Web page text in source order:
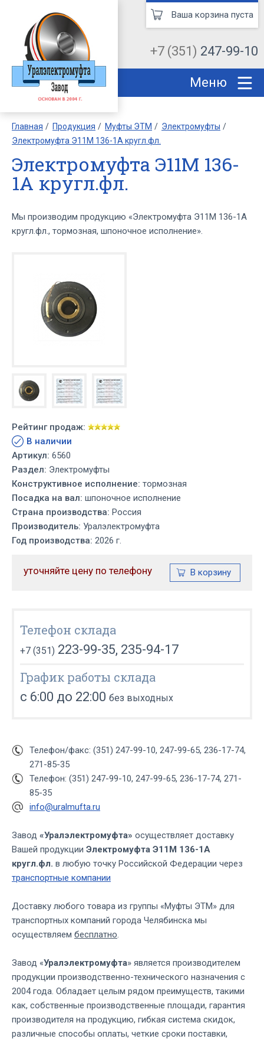
+7 (351) 247-99-10
Ваша корзина пуста
Меню
Главная Продукция Муфты ЭТМ
Электромуфты
Электромуфта Э11М 136-1А кругл.фл.
Электромуфта Э11М 136-
1А кругл.фл.
Мы производим продукцию «Электромуфта Э11М 136-1А
кругл.фл., тормозная, шпоночное исполнение».
Рейтинг продаж:
В наличии
Артикул: 6560
Раздел: Электромуфты
Конструктивное исполнение: тормозная
Посадка на вал: шпоночное исполнение
Страна производства: Россия
Производитель: Уралэлектромуфта
Год производства: 2026 г.
уточняйте цену по телефону
Телефон склада
+7 (351) 223-99-35, 235-94-17
График работы склада
с 6:00 до 22:00 без выходных
Телефон/факс: (351) 247-99-10, 247-99-65, 236-17-74,
271-85-35
Телефон: (351) 247-99-10, 247-99-65, 236-17-74, 271-
85-35
info@uralmufta.ru
Завод «Уралэлектромуфта» осуществляет доставку
Вашей продукции Электромуфта Э11М 136-1А
кругл.фл. в любую точку Российской Федерации через
транспортные компании
Доставку любого товара из группы «Муфты ЭТМ» для
транспортных компаний города Челябинска мы
осуществляем бесплатно.
Завод «Уралэлектромуфта» является производителем
продукции производственно-технического назначения с
2004 года. Обладает целым рядом преимуществ, такими
как, собственные производственные площади, гарантия
производителя на продукцию, гибкая система скидок,
различные способы оплаты, четкие сроки поставки,